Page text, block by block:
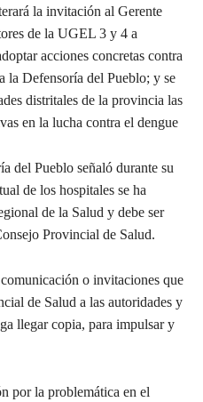
la invitación al Gerente
de la UGEL 3 y 4 a
acciones concretas contra
la Defensoría del Pueblo; y se
distritales de la provincia las
en la lucha contra el dengue
del Pueblo señaló durante su
de los hospitales se ha
de la Salud y debe ser
Provincial de Salud.
o invitaciones que
de Salud a las autoridades y
llegar copia, para impulsar y
por la problemática en el